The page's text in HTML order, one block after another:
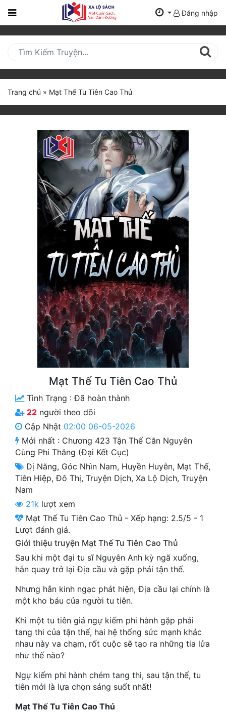
Trang
Mới
Cập
Nhật
(current)
Truyện Mới Ra
Hoàn Thành
Truyện Convert
Truyện Dịch
Truyện Nhập Môn
Truyện ngắn
Cung Đấu
Cổ Tiên Hiệp
Cổ Đại
Du Hí
Dã Sử
Dị Giới
Dị Năng
Gia Đấu
Góc Nhìn Nữ
Huyền Huyễn
Huyền Nghi
Hài Hước
Hệ Thống
Đăng nhập
Trang chủ » Mạt Thế Tu Tiên Cao Thủ
Mạt Thế Tu Tiên Cao Thủ
Tình Trạng :Đã hoàn thành
22 người theo dõi
Cập Nhật 02:00 06-05-2026
Mới nhất : Chương 423 Tận Thế Căn Nguyên
Cùng Phi Thăng (Đại Kết Cục)
Dị Năng, Góc Nhìn Nam, Huyền Huyễn, Mạt Thế,
Tiên Hiệp,Đô Thị, Truyện Dịch, Xa Lộ Dịch, Truyện
Nam
21k lượt xem
Mạt Thế Tu Tiên Cao Thủ - Xếp hạng: 2.5/5 - 1
Lượt đánh giá.
Giới thiệu truyện Mạt Thế Tu Tiên Cao Thủ
Sau khi một đại tu sĩ Nguyên Anh kỳ ngã xuống,
hắn quay trở lại Địa cầu và gặp phải tận thế.
Nhưng hắn kinh ngạc phát hiện, Địa cầu lại chính là
một kho báu của người tu tiên.
Khi một tu tiên giả ngự kiếm phi hành gặp phải
tang thi của tận thế, hai hệ thống sức mạnh khác
nhau này va chạm, rốt cuộc sẽ tạo ra những tia lửa
như thế nào?
Ngự kiếm phi hành chém tang thi, sau tận thế, tu
tiên mới là lựa chọn sáng suốt nhất!
Mạt Thế Tu Tiên Cao Thủ